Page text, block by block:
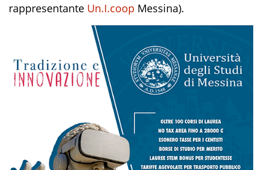
rappresentante Un.I.coop Messina).